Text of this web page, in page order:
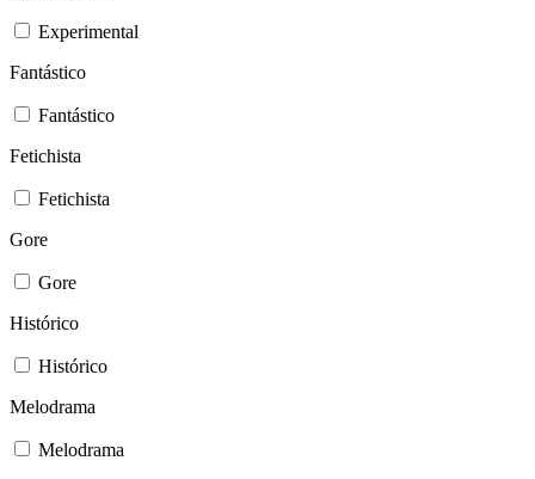
Experimental
Fantástico
Fantástico
Fetichista
Fetichista
Gore
Gore
Histórico
Histórico
Melodrama
Melodrama